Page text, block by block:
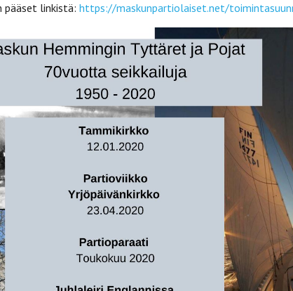
pääset linkistä: https://maskunpartiolaiset.net/